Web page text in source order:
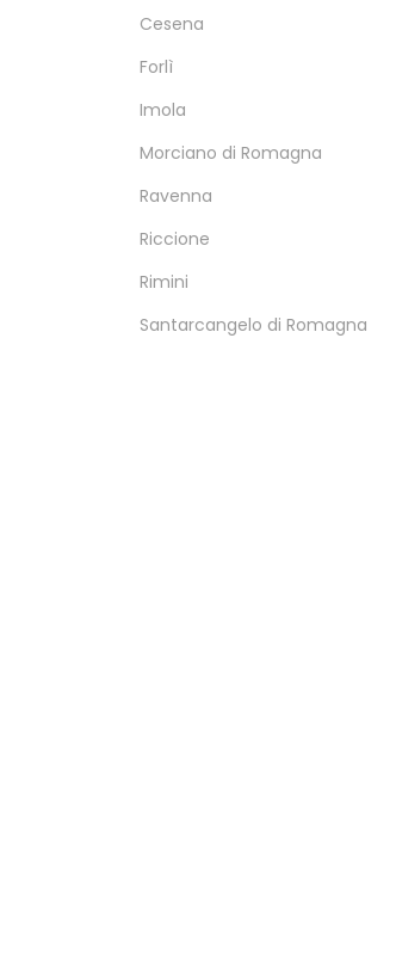
Cesena
Forlì
Imola
Morciano di Romagna
Ravenna
Riccione
Rimini
Santarcangelo di Romagna